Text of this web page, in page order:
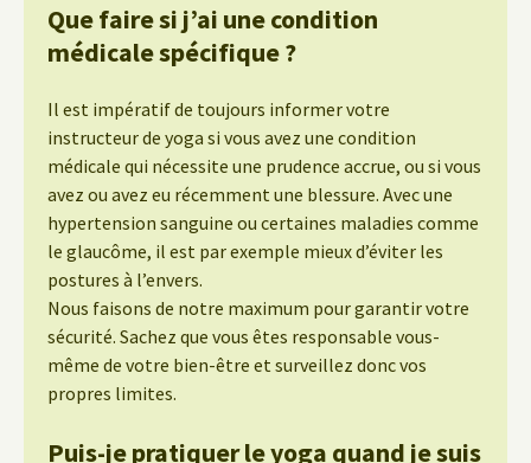
Que faire si j’ai une condition
médicale spécifique ?
Il est impératif de toujours informer votre
instructeur de yoga si vous avez une condition
médicale qui nécessite une prudence accrue, ou si vous
avez ou avez eu récemment une blessure. Avec une
hypertension sanguine ou certaines maladies comme
le glaucôme, il est par exemple mieux d’éviter les
postures à l’envers.
Nous faisons de notre maximum pour garantir votre
sécurité. Sachez que vous êtes responsable vous-
même de votre bien-être et surveillez donc vos
propres limites.
Puis-je pratiquer le yoga quand je suis